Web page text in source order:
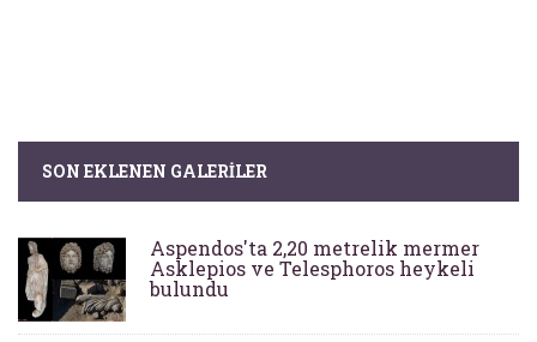
SON EKLENEN GALERILER
Aspendos'ta 2,20 metrelik mermer
Asklepios ve Telesphoros heykeli
bulundu